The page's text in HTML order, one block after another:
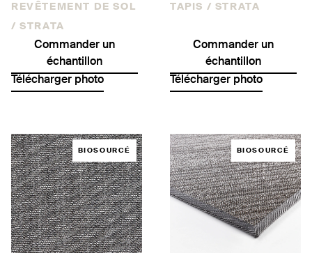
REVÊTEMENT DE SOL
/ STRATA
Commander un
échantillon
Télécharger photo
TAPIS / STRATA
Commander un
échantillon
Télécharger photo
BIOSOURCÉ BIOSOURCÉ